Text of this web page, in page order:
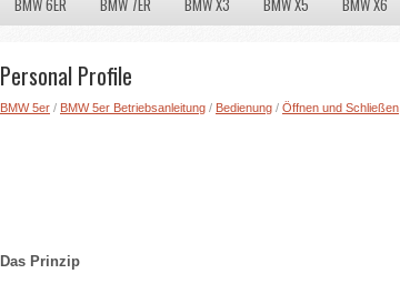
BMW 6ER BMW 7ER BMW X3 BMW X5 BMW X6
Personal Profile
BMW 5er / BMW 5er Betriebsanleitung / Bedienung / Öffnen und Schließen
Das Prinzip